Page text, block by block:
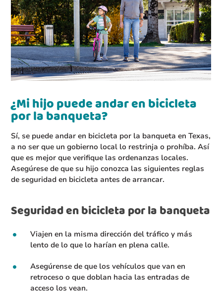
¿Mi hijo puede andar en bicicleta
por la banqueta?
Sí, se puede andar en bicicleta por la banqueta en Texas,
a no ser que un gobierno local lo restrinja o prohíba. Así
que es mejor que verifique las ordenanzas locales.
Asegúrese de que su hijo conozca las siguientes reglas
de seguridad en bicicleta antes de arrancar.
Seguridad en bicicleta por la banqueta
Viajen en la misma dirección del tráfico y más
lento de lo que lo harían en plena calle.
Asegúrense de que los vehículos que van en
retroceso o que doblan hacia las entradas de
acceso los vean.